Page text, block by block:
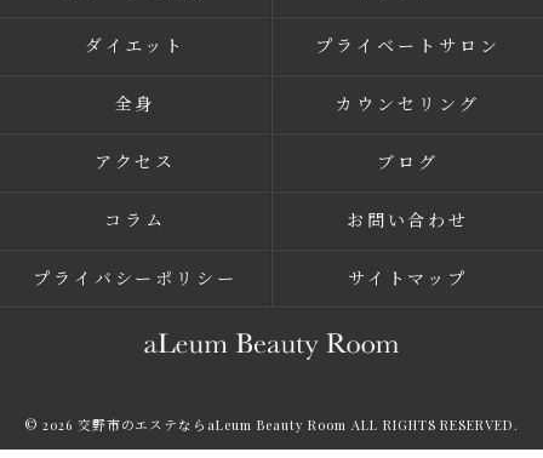
ダイエット プライベートサロン
全身 カウンセリング
アクセス ブログ
コラム お問い合わせ
プライバシーポリシー サイトマップ
© 2026 交野市のエステならaLeum Beauty Room ALL RIGHTS RESERVED.